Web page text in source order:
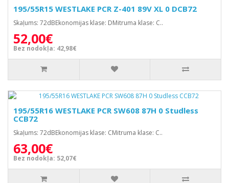
195/55R15 WESTLAKE PCR Z-401 89V XL 0 DCB72
Skaļums: 72dBEkonomijas klase: DMitruma klase: C..
52,00€
Bez nodokļa: 42,98€
195/55R16 WESTLAKE PCR SW608 87H 0 Studless
CCB72
Skaļums: 72dBEkonomijas klase: CMitruma klase: C..
63,00€
Bez nodokļa: 52,07€